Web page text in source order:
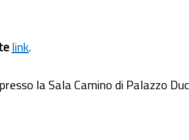
link.
la Sala Camino di Palazzo